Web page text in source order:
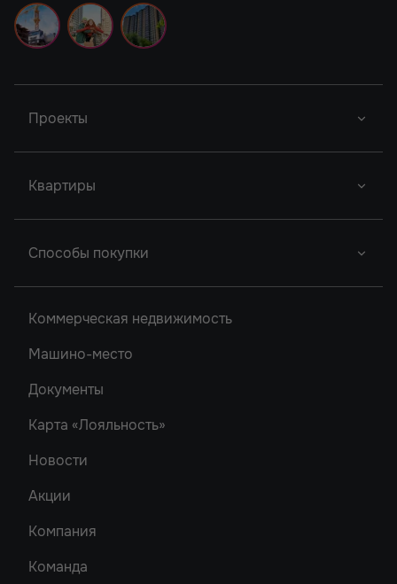
Проекты
Новый Проект
Новый Проект
Донской Арбат 2
Донской Арбат
Рубин
Квартиры
Однокомнатные
Трехкомнатные
Способы покупки
Коммерческая недвижимость
Машино-место
Документы
Карта «Лояльность»
Новости
Акции
Компания
Команда